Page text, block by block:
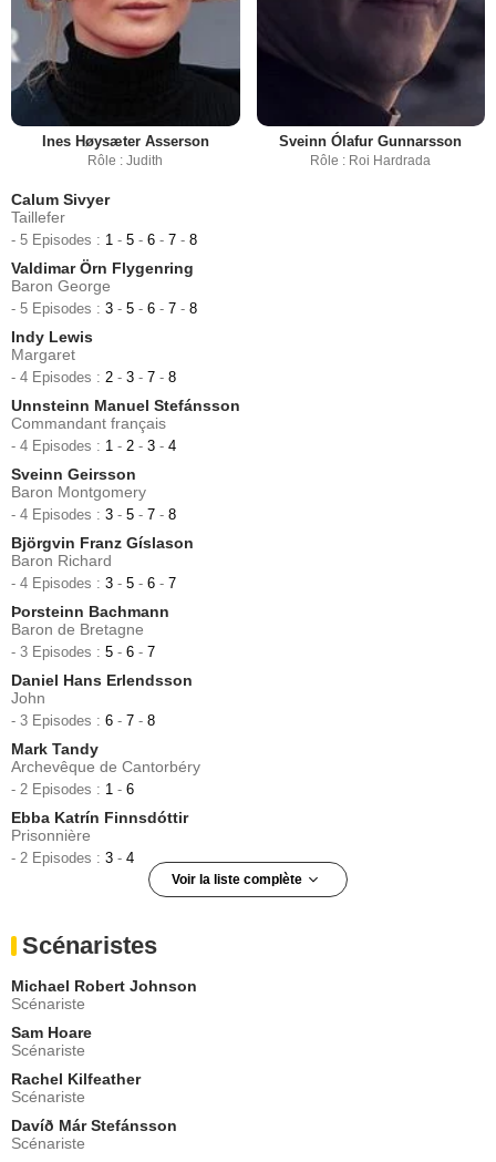
Ines Høysæter Asserson
Rôle : Judith
Sveinn Ólafur Gunnarsson
Rôle : Roi Hardrada
Calum Sivyer
Taillefer
- 5 Episodes : 1 - 5 - 6 - 7 - 8
Valdimar Örn Flygenring
Baron George
- 5 Episodes : 3 - 5 - 6 - 7 - 8
Indy Lewis
Margaret
- 4 Episodes : 2 - 3 - 7 - 8
Unnsteinn Manuel Stefánsson
Commandant français
- 4 Episodes : 1 - 2 - 3 - 4
Sveinn Geirsson
Baron Montgomery
- 4 Episodes : 3 - 5 - 7 - 8
Björgvin Franz Gíslason
Baron Richard
- 4 Episodes : 3 - 5 - 6 - 7
Þorsteinn Bachmann
Baron de Bretagne
- 3 Episodes : 5 - 6 - 7
Daniel Hans Erlendsson
John
- 3 Episodes : 6 - 7 - 8
Mark Tandy
Archevêque de Cantorbéry
- 2 Episodes : 1 - 6
Ebba Katrín Finnsdóttir
Prisonnière
- 2 Episodes : 3 - 4
Voir la liste complète
- 2 Episodes :3-4
Cécile
- 2 Episodes :
Marcel Úlfur Davidsson
Phillip
- 2 Episodes :1 -4
Haraldur Stefansson
Aethel
- 1 Episode :
Scénaristes
Michael Robert Johnson
Scénariste
Sam Hoare
Scénariste
Rachel Kilfeather
Scénariste
Davíð Már Stefánsson
Scénariste